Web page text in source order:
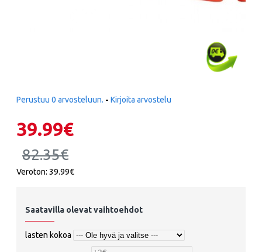
Perustuu 0 arvosteluun. - Kirjoita arvostelu
39.99€
82.35€
Veroton: 39.99€
Saatavilla olevat vaihtoehdot
lasten kokoa